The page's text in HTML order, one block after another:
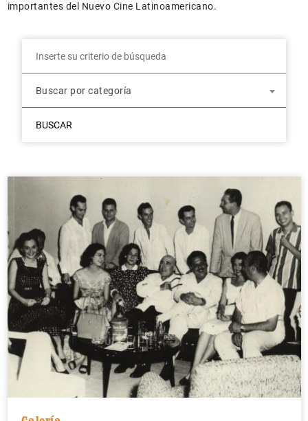
importantes del Nuevo Cine Latinoamericano.
Buscar por categoría
BUSCAR